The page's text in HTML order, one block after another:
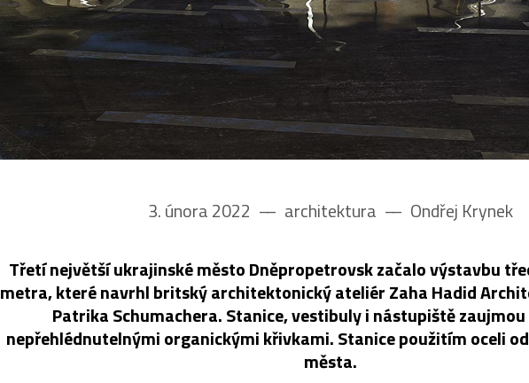
3. února 2022 –– architektura –– Ondřej Krynek
Třetí největší ukrajinské město Dněpropetrovsk začalo výstavbu
metra, které navrhl britský architektonický ateliér Zaha Hadid
Patrika Schumachera. Stanice, vestibuly i nástupiště
nepřehlédnutelnými organickými křivkami. Stanice použitím oceli
města.